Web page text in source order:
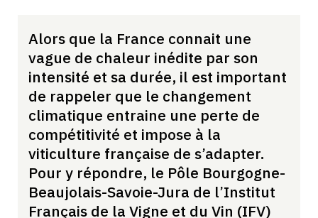
Alors que la France connait une
vague de chaleur inédite par son
intensité et sa durée, il est important
de rappeler que le changement
climatique entraine une perte de
compétitivité et impose à la
viticulture française de s’adapter.
Pour y répondre, le Pôle Bourgogne-
Beaujolais-Savoie-Jura de l’Institut
Français de la Vigne et du Vin (IFV)